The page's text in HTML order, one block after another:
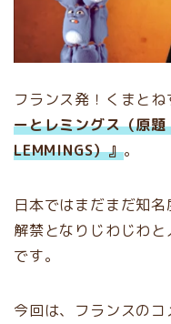
フランス発！くまと
ーとレミングス（原
LEMMINGS）』。
日本ではまだまだ知
解禁となりじわじわ
です。
今回は、フランスの